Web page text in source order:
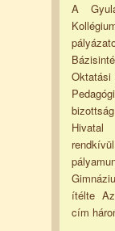
A
ítélte
cím